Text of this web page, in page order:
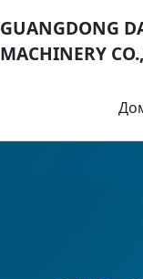
GUANGDONG
MACHINERY